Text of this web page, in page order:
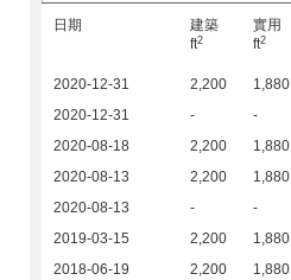
日期
建築
ft2
實用
ft2
2020-12-31 2,200 1,880
2020-12-31
- -
2020-08-18
2,200 1,880
2020-08-13
2,200 1,880
2020-08-13
- -
2019-03-15
2,200 1,880
2018-06-19
2,200 1,880